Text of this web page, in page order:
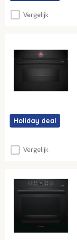
Vergelijk
Holiday deal
Vergelijk